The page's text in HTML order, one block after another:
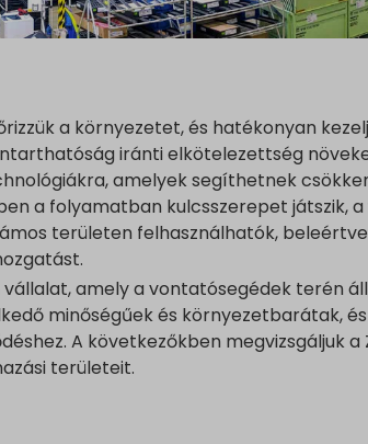
a környezetet, és hatékonyan
iránti elkötelezettség
amelyek segíthetnek
a folyamatban kulcsszerepet játszik,
területen felhasználhatók,
vállalat, amely a vontatósegédek terén
minőségűek és környezetbarátak,
A következőkben megvizsgáljuk
területeit.